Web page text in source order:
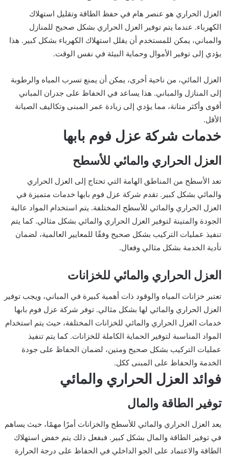
العزل الحراري هو عنصر هام في حفظ الطاقة وتقليل استهلاك
الكهرباء. عندما يتم توفير العزل الحراري بشكل صحيح للمنازل
والمباني، يمكن للمستخدم أن يقلل استهلاك الكهرباء بشكل كبير. هذا
يؤدي إلى توفير الأموال وحماية البيئة في نفس الوقت.
العزل المائي، من ناحية أخرى، يمكن أن يمنع تسرب المياه والرطوبة
إلى المنازل والمباني. هذا يساعد في الحفاظ على جدران المباني
أقوى وأكثر متانة، مما يؤدي إلى زيادة عمر المبنى وتكاليف الصيانة
الأقل.
خدمات شركة عزل فوم بابها
العزل الحراري والمائي للأسطح
تعد الأسطح من المناطق الهامة التي تحتاج إلى العزل الحراري
والمائي بشكل كبير. تقدم شركة عزل فوم بابها خدمات متميزة في
العزل الحراري والمائي للأسطح المختلفة. يتم استخدام المواد عالية
الجودة والمتينة لتوفير العزل الحراري والمائي بشكل مثالي. كما يتم
تنفيذ عمليات التركيب بشكل صحيح وفقًا للمعايير العالمية، لضمان
تأدية الخدمة بشكل مثالي وفعال.
العزل الحراري والمائي للخزانات
تعتبر خزانات المياه والوقود ذات أهمية كبيرة في المباني، ويجب توفير
العزل الحراري والمائي لها بشكل مثالي. توفر شركة عزل فوم بابها
خدمات العزل الحراري والمائي للخزانات المختلفة، حيث يتم استخدام
المواد المناسبة لتوفير الحماية الكاملة للخزانات. كما يتم تنفيذ
عمليات التركيب بشكل صحيح ومتين، لضمان الحفاظ على جودة
الخدمة والحفاظ على المبنى ككل.
فوائد العزل الحراري والمائي
توفير الطاقة والمال
يعد العزل الحراري والمائي للأسطح والخزانات أمرًا مهمًا، حيث يساهم
في توفير الطاقة والمال بشكل كبير. فبفعل ذلك يتم خفض استهلاك
الطاقة والاعتماد على الجو الداخلي في الحفاظ على درجة الحرارة